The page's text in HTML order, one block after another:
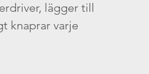
lägger till
knaprar varje